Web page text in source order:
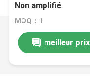
Non amplifié
MOQ：1
meilleur prix